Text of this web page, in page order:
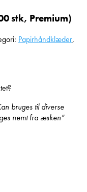
stk, Premium)
Papirhåndklæder,
bruges til diverse
nemt fra æsken”